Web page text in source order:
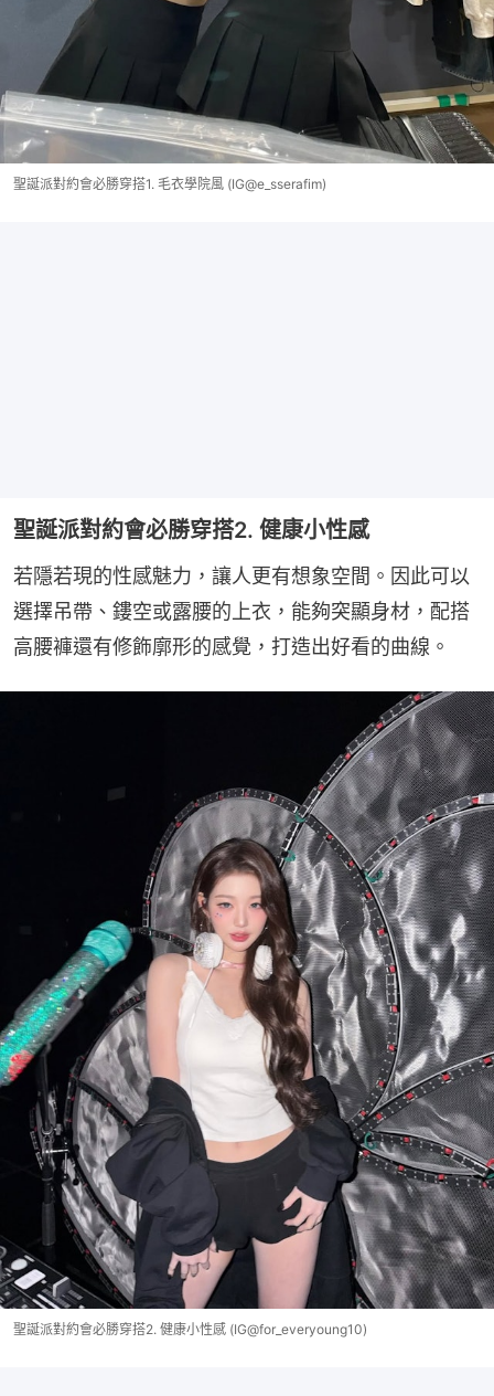
聖誕派對約會必勝穿搭1. 毛衣學院風 (IG@e_sserafim)
聖誕派對約會必勝穿搭2. 健康小性感
若隱若現的性感魅力，讓人更有想象空間。因此可以
選擇吊帶、鏤空或露腰的上衣，能夠突顯身材，配搭
高腰褲還有修飾廓形的感覺，打造出好看的曲線。
聖誕派對約會必勝穿搭2. 健康小性感 (IG@for_everyoung10)